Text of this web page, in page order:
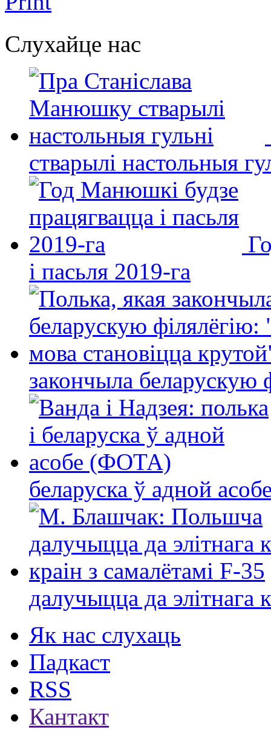
Слухайце нас
стварылі настольныя
і пасьля 2019-га
закончыла беларускую
беларуска ў адной
далучыцца да элітнага
Як нас слухаць
Падкаст
RSS
Кантакт